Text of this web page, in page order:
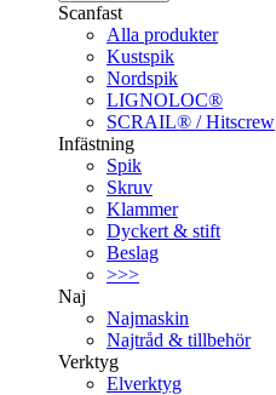
Scanfast
Alla produkter
Kustspik
Nordspik
LIGNOLOC®
SCRAIL® / Hitscrew
Infästning
Spik
Skruv
Klammer
Dyckert & stift
Beslag
>>>
Naj
Najmaskin
Najtråd & tillbehör
Verktyg
Elverktyg